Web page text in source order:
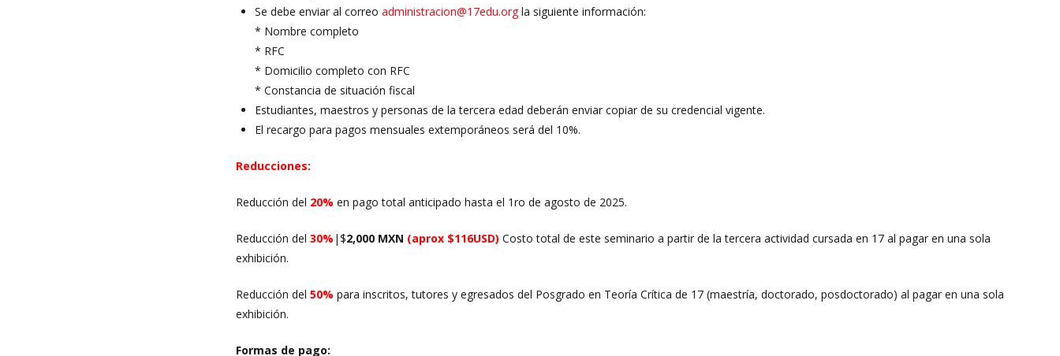
Se debe enviar al correo administracion@17edu.orgla siguiente información:
* Nombre completo
* RFC
* Domicilio completo con RFC
* Constancia de situación fiscal
Estudiantes, maestros y personas de la tercera edad deberán enviar copiar de su credencial vigente.
El recargo para pagos mensuales extemporáneos será del 10%.
Reducciones:
Reducción del 20%en pago total anticipado hasta el 1ro de agosto de 2025.
Reducción del30% |$2,000 MXN (aprox $116USD) Costo total de este seminario a partir de la tercera actividad cursada en 17 al pagar en una sola
exhibición.
Reducción del50% para inscritos, tutores y egresados del Posgrado en Teoría Crítica de 17 (maestría, doctorado, posdoctorado) al pagar en una sola
exhibición.
Formas de pago: